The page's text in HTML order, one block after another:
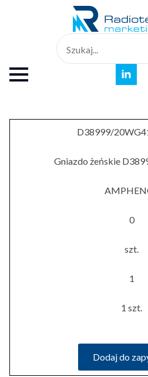
D38999/
Gniazdo żeńskie
0
szt.
1
1 szt.
Dodaj do